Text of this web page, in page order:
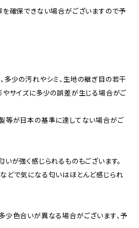
を確保できない場合がございますので予
多少の汚れやシミ、生地の継ぎ目の若干
やサイズに多少の誤差が生じる場合がご
等が日本の基準に達してない場合がご
が強く感じられるものもございます。
どで気になる匂いはほとんど感じられ
少色合いが異なる場合がございます、予